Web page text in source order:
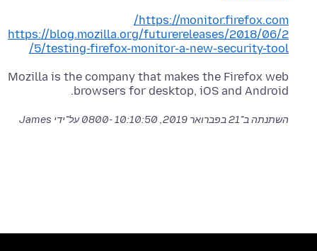
https://monitor.firefox.com/
https://blog.mozilla.org/futurereleases/2018/06/2
5/testing-firefox-monitor-a-new-security-tool/
Mozilla is the company that makes the Firefox web
browsers for desktop, iOS and Android.
השתנתה ב־21 בפברואר 2019, 10:10:50 -0800 על־ידי James